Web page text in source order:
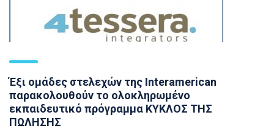
Έξι ομάδες στελεχών της Interamerican
παρακολουθούν το ολοκληρωμένο
εκπαιδευτικό πρόγραμμα ΚΥΚΛΟΣ ΤΗΣ
ΠΩΛΗΣΗΣ